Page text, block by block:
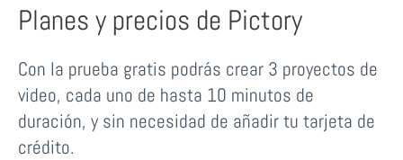
Planes y precios de Pictory
Con la prueba gratis podrás crear 3 proyectos de
video, cada uno de hasta 10 minutos de
duración, y sin necesidad de añadir tu tarjeta de
crédito.